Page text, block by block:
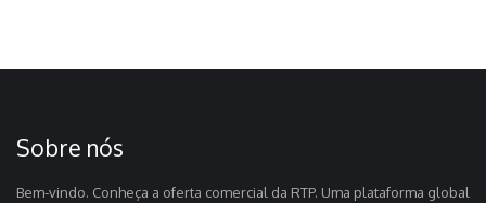
Sobre nós
Bem-vindo. Conheça a oferta comercial da RTP. Uma plataforma global